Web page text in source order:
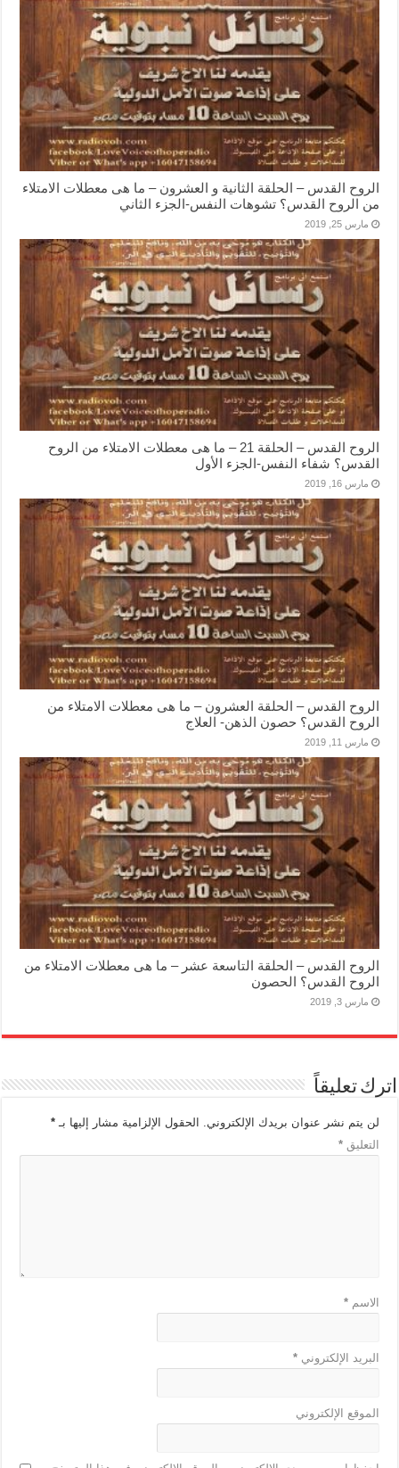
الروح القدس – الحلقة الثانية و العشرون – ما هى معطلات الامتلاء
من الروح القدس؟ تشوهات النفس-الجزء الثاني
مارس 25, 2019
الروح القدس – الحلقة 21 – ما هى معطلات الامتلاء من الروح
القدس؟ شفاء النفس-الجزء الأول
مارس 16, 2019
الروح القدس – الحلقة العشرون – ما هى معطلات الامتلاء من
الروح القدس؟ حصون الذهن- العلاج
مارس 11, 2019
الروح القدس – الحلقة التاسعة عشر – ما هى معطلات الامتلاء من
الروح القدس؟ الحصون
مارس 3, 2019
اترك تعليقاً
لن يتم نشر عنوان بريدك الإلكتروني. الحقول الإلزامية مشار إليها بـ*
التعليق*
الاسم*
البريد الإلكتروني*
الموقع الإلكتروني